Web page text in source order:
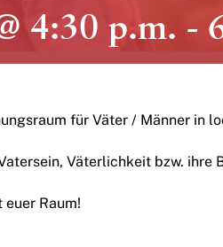
4:30 p.m. -
für Väter / Männer in
Väterlichkeit bzw.
euer Raum!